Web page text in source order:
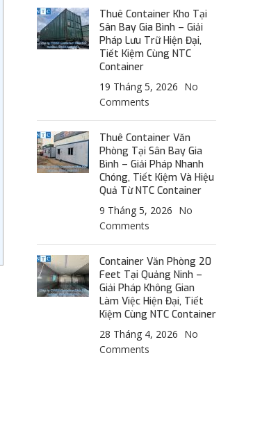
Thuê Container Kho Tại
Sân Bay Gia Bình – Giải
Pháp Lưu Trữ Hiện Đại,
Tiết Kiệm Cùng NTC
Container
19 Tháng 5, 2026 No
Comments
Thuê Container Văn
Phòng Tại Sân Bay Gia
Bình – Giải Pháp Nhanh
Chóng, Tiết Kiệm Và Hiệu
Quả Từ NTC Container
9 Tháng 5, 2026 No
Comments
Container Văn Phòng 20
Feet Tại Quảng Ninh –
Giải Pháp Không Gian
Làm Việc Hiện Đại, Tiết
Kiệm Cùng NTC Container
28 Tháng 4, 2026 No
Comments